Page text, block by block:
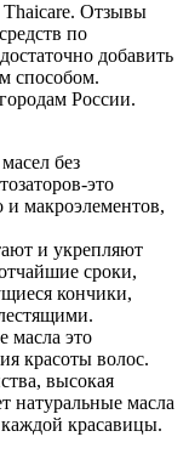
Thaicare. Отзывы
по
добавить
способом.
России.
без
это
и макроэлементов,
и укрепляют
сроки,
кончики,
масла это
красоты волос.
высокая
натуральные масла
красавицы.